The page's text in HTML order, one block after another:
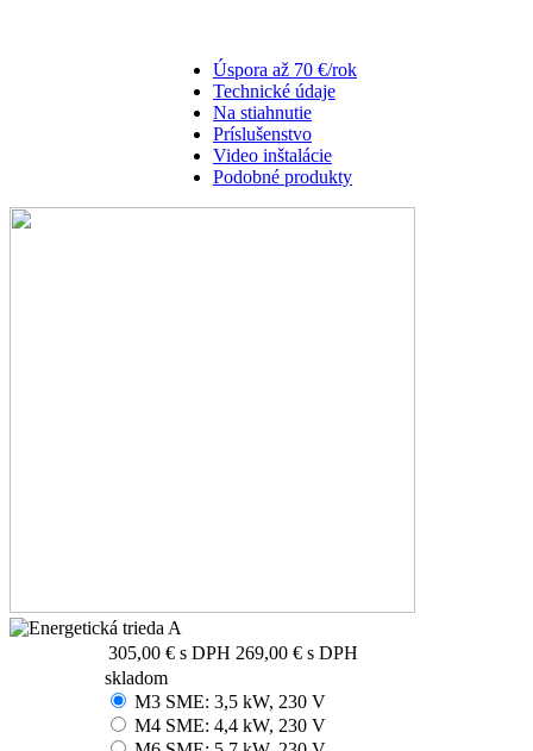
Úspora až 70 €/rok
Technické údaje
Na stiahnutie
Príslušenstvo
Video inštalácie
Podobné produkty
305,00 € s DPH 269,00 € s DPH
skladom
M3 SME: 3,5 kW, 230 V
M4 SME: 4,4 kW, 230 V